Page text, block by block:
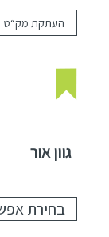
העתקת מק“ט
גוון אור